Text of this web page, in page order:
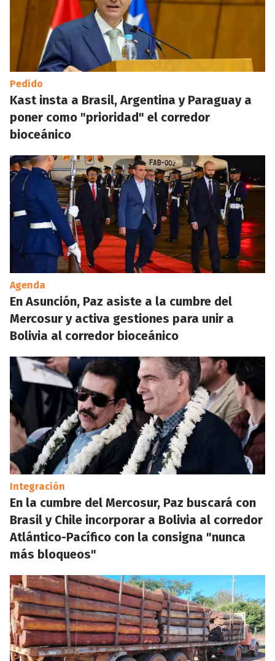
Pedido
Kast insta a Brasil, Argentina y Paraguay a
poner como "prioridad" el corredor
bioceánico
Agenda
En Asunción, Paz asiste a la cumbre del
Mercosur y activa gestiones para unir a
Bolivia al corredor bioceánico
Integración
En la cumbre del Mercosur, Paz buscará con
Brasil y Chile incorporar a Bolivia al corredor
Atlántico-Pacífico con la consigna "nunca
más bloqueos"